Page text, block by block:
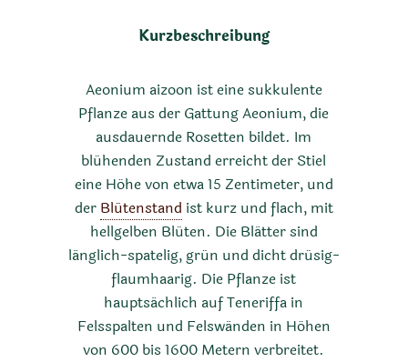
Kurzbeschreibung
Aeonium aizoon ist eine sukkulente
Pflanze aus der Gattung Aeonium, die
ausdauernde Rosetten bildet. Im
blühenden Zustand erreicht der Stiel
eine Höhe von etwa 15 Zentimeter, und
der Blütenstand ist kurz und flach, mit
hellgelben Blüten. Die Blätter sind
länglich-spatelig, grün und dicht drüsig-
flaumhaarig. Die Pflanze ist
hauptsächlich auf Teneriffa in
Felsspalten und Felswänden in Höhen
von 600 bis 1600 Metern verbreitet.